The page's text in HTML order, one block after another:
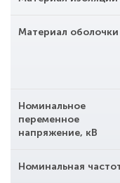
Материал оболочки
Номинальное
переменное
напряжение, кВ
Номинальная